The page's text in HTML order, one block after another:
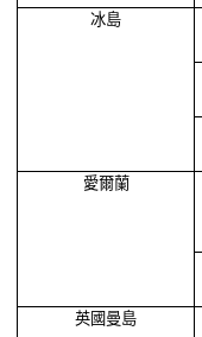
冰島
愛爾蘭
英國曼島